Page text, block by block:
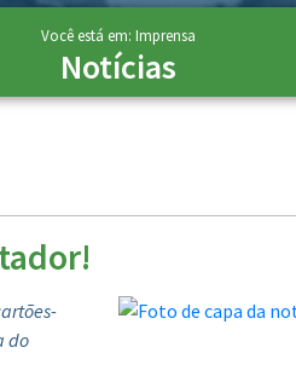
Você está em: Imprensa
Notícias
do